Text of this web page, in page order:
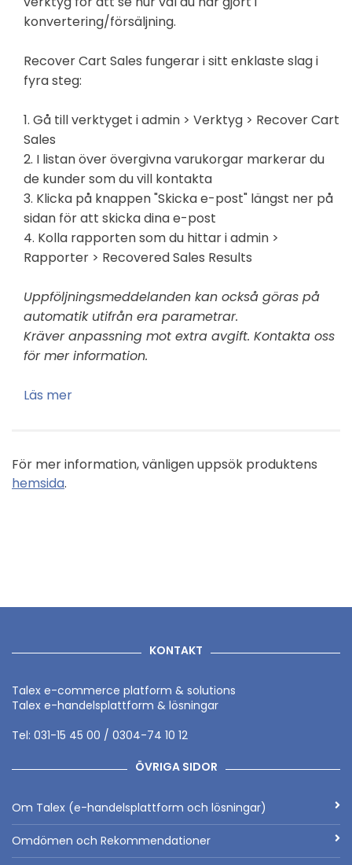
konvertering/försäljning.
Recover Cart Sales fungerar i sitt enklaste slag i
fyra steg:
1. Gå till verktyget i admin > Verktyg > Recover Cart
Sales
2. I listan över övergivna varukorgar markerar du
de kunder som du vill kontakta
3. Klicka på knappen "Skicka e-post" längst ner på
sidan för att skicka dina e-post
4. Kolla rapporten som du hittar i admin >
Rapporter > Recovered Sales Results
Uppföljningsmeddelanden kan också göras på
automatik utifrån era parametrar.
Kräver anpassning mot extra avgift. Kontakta oss
för mer information.
Läs mer
För mer information, vänligen uppsök produktens
hemsida.
KONTAKT
Talex e-commerce platform & solutions
Talex e-handelsplattform & lösningar
Tel: 031-15 45 00 / 0304-74 10 12
ÖVRIGA SIDOR
Om Talex (e-handelsplattform och lösningar)
Omdömen och Rekommendationer